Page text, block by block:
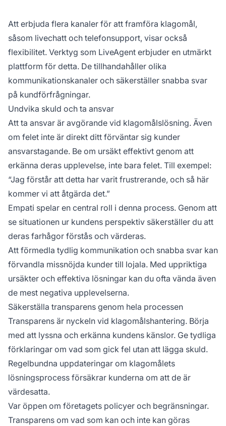
Att erbjuda flera kanaler för att framföra klagomål,
såsom livechatt och telefonsupport, visar också
flexibilitet. Verktyg som LiveAgent erbjuder en utmärkt
plattform för detta. De tillhandahåller olika
kommunikationskanaler och säkerställer snabba svar
på kundförfrågningar.
Undvika skuld och ta ansvar
Att ta ansvar är avgörande vid klagomålslösning. Även
om felet inte är direkt ditt förväntar sig kunder
ansvarstagande. Be om ursäkt effektivt genom att
erkänna deras upplevelse, inte bara felet. Till exempel:
“Jag förstår att detta har varit frustrerande, och så här
kommer vi att åtgärda det.”
Empati spelar en central roll i denna process. Genom att
se situationen ur kundens perspektiv säkerställer du att
deras farhågor förstås och värderas.
Att förmedla tydlig kommunikation och snabba svar kan
förvandla missnöjda kunder till lojala. Med uppriktiga
ursäkter och effektiva lösningar kan du ofta vända även
de mest negativa upplevelserna.
Säkerställa transparens genom hela processen
Transparens är nyckeln vid klagomålshantering. Börja
med att lyssna och erkänna kundens känslor. Ge tydliga
förklaringar om vad som gick fel utan att lägga skuld.
Regelbundna uppdateringar om klagomålets
lösningsprocess försäkrar kunderna om att de är
värdesatta.
Var öppen om företagets policyer och begränsningar.
Transparens om vad som kan och inte kan göras